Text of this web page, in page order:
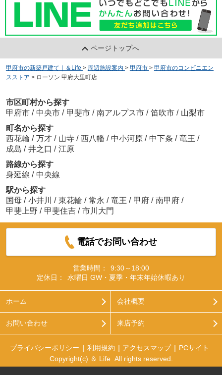
ページトップへ
甲府市の新築戸建て｜＆Life > 周辺施設案内 > 甲府市 > 甲府市のコンビニエン
スストア > ローソン 甲府大里町店
市区町村から探す
甲府市 / 中央市 / 甲斐市 / 南アルプス市 / 笛吹市 / 山梨市
町名から探す
西花輪 / 万才 / 山寺 / 西八幡 / 中小河原 / 中下条 / 竜王 /
成島 / 井之口 / 江原
路線から探す
身延線 / 中央線
駅から探す
国母 / 小井川 / 東花輪 / 常永 / 竜王 / 甲府 / 南甲府 /
甲斐上野 / 甲斐住吉 / 市川大門
電話でお問い合わせ
営業時間：
9:30～18:00
定休日：
水曜日 GW・夏季・年末年始休暇あり
ホーム 会社概要
お問い合わせ 来店予約
プライバシーポリシー 利用規約 アクセスマップ
PCサイト
Copyright(c) ＆ Life All rights reserved.